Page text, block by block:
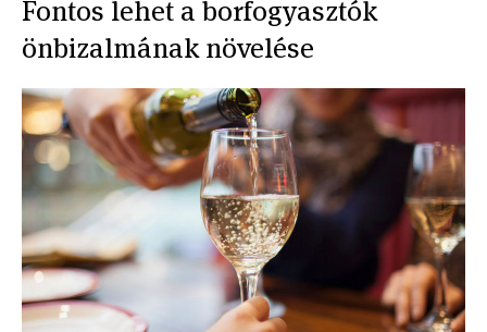
Fontos lehet a borfogyasztók
önbizalmának növelése